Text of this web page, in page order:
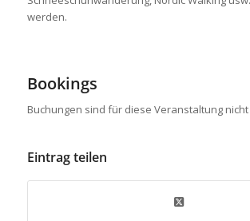
werden.
Bookings
Buchungen sind für diese Veranstaltung nicht
Eintrag teilen